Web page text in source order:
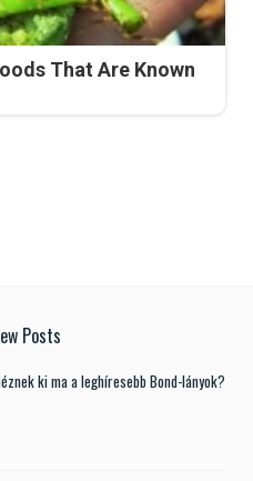
That Are Known
Posts
ki ma a leghíresebb Bond-lányok?